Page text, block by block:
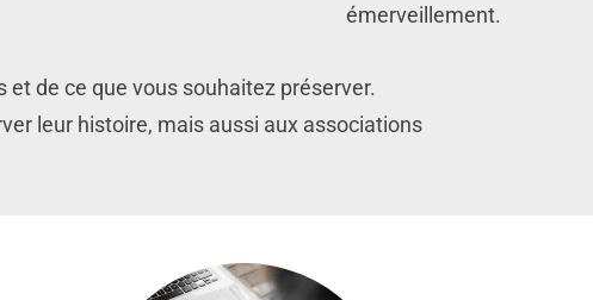
émerveillement.
de ce que vous souhaitez préserver.
leur histoire, mais aussi aux associations